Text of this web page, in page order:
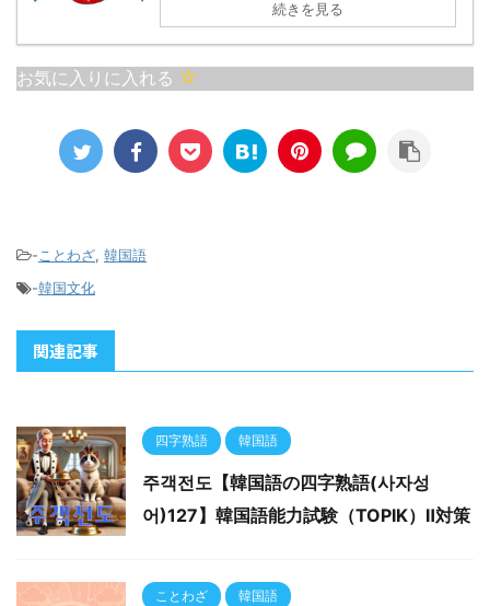
らすという考えを表して
います。時には戦わずし
略的な思想です。 日本語
の諺で似た意味を持つも
のに「負けるが勝ち」が
る方が賢 ...
分ける必要がない」場
合、 またはお金を「不適
切に使う様子」を表現す
体的には、組織内で公金
を私的に扱う場面で用い
られることがあります。
続きを見る
お気に入りに入れる
-ことわざ, 韓国語
-韓国文化
関連記事
四字熟語 韓国語
주객전도【韓国語の四字熟語(사자성
어)127】韓国語能力試験（TOPIK）Ⅱ対策
ことわざ 韓国語